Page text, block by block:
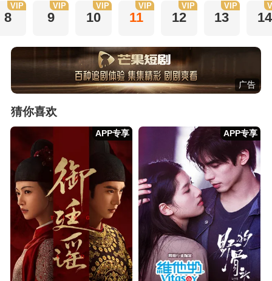
8
VIP
9
VIP
10
VIP
11
VIP
12
VIP
13
VIP
14
广告
猜你喜欢
APP专享 APP专享